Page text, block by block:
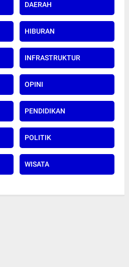
DAERAH
HIBURAN
INFRASTRUKTUR
OPINI
PENDIDIKAN
POLITIK
WISATA